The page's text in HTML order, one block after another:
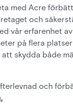
med Acre
och
vår erfarenhet
på flera
skydda både
och